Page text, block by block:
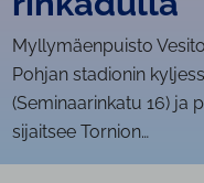
Myl­ly­mäen­puis­to
Pohjan stadionin
(Seminaarinkatu 16) ja
sijaitsee Tornion…